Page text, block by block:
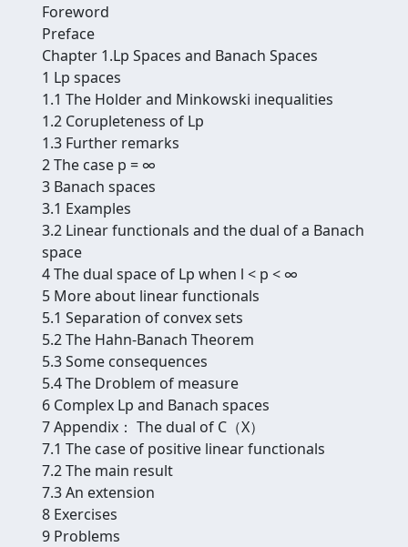
Foreword
Preface
Chapter 1.Lp Spaces and Banach Spaces
1 Lp spaces
1.1 The Holder and Minkowski inequalities
1.2 Corupleteness of Lp
1.3 Further remarks
2 The case p = ∞
3 Banach spaces
3.1 Examples
3.2 Linear functionals and the dual of a Banach
space
4 The dual space of Lp when l < p < ∞
5 More about linear functionals
5.1 Separation of convex sets
5.2 The Hahn-Banach Theorem
5.3 Some consequences
5.4 The Droblem of measure
6 Complex Lp and Banach spaces
7 Appendix： The dual of C（X）
7.1 The case of positive linear functionals
7.2 The main result
7.3 An extension
8 Exercises
9 Problems